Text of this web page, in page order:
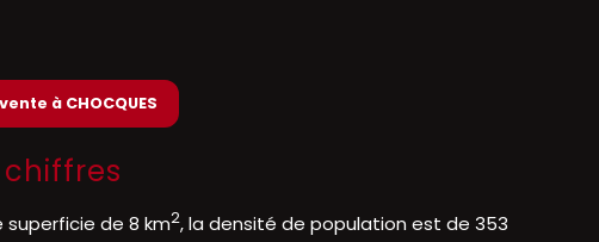
à CHOCQUES
chiffres
superficie de 8 km2, la densité de population est de 353